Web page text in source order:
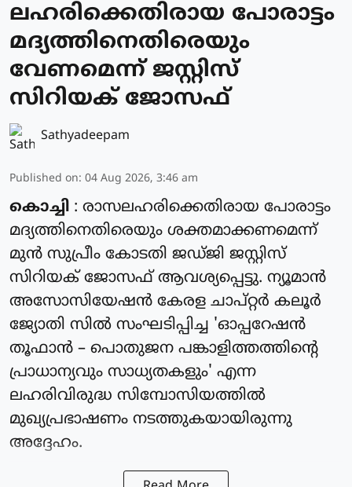
ലഹരിക്കെതിരായ പോരാട്ടം
മദ്യത്തിനെതിരെയും
വേണമെന്ന് ജസ്റ്റിസ്
സിറിയക് ജോസഫ്
Sathyadeepam
Published on: 04 Aug 2026, 3:46 am
കൊച്ചി : രാസലഹരിക്കെതിരായ പോരാട്ടം
മദ്യത്തിനെതിരെയും ശക്തമാക്കണമെന്ന്
മുൻ സുപ്രീം കോടതി ജഡ്ജി ജസ്റ്റിസ്
സിറിയക് ജോസഫ് ആവശ്യപ്പെട്ടു. ന്യൂമാൻ
അസോസിയേഷൻ കേരള ചാപ്റ്റർ കലൂർ
ജ്യോതി സിൽ സംഘടിപ്പിച്ച 'ഓപ്പറേഷൻ
തൂഫാൻ – പൊതുജന പങ്കാളിത്തത്തിന്റെ
പ്രാധാന്യവും സാധ്യതകളും' എന്ന
ലഹരിവിരുദ്ധ സിമ്പോസിയത്തിൽ
മുഖ്യപ്രഭാഷണം നടത്തുകയായിരുന്നു
അദ്ദേഹം.